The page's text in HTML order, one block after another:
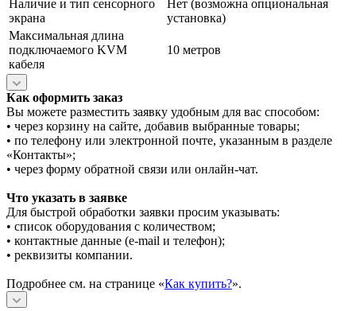
Наличие и тип сенсорного
экрана
Нет (возможна опциональная
установка)
Максимальная длина
подключаемого KVM
кабеля
10 метров
Как оформить заказ
Вы можете разместить заявку удобным для вас способом:
• через корзину на сайте, добавив выбранные товары;
• по телефону или электронной почте, указанным в разделе
«Контакты»;
• через форму обратной связи или онлайн-чат.
Что указать в заявке
Для быстрой обработки заявки просим указывать:
• список оборудования с количеством;
• контактные данные (e-mail и телефон);
• реквизиты компании.
Подробнее см. на странице «Как купить?».